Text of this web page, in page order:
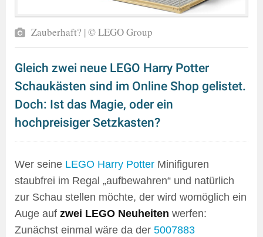
Zauberhaft? | © LEGO Group
Gleich zwei neue LEGO Harry Potter
Schaukästen sind im Online Shop gelistet.
Doch: Ist das Magie, oder ein
hochpreisiger Setzkasten?
Wer seine LEGO Harry Potter Minifiguren
staubfrei im Regal „aufbewahren“ und natürlich
zur Schau stellen möchte, der wird womöglich ein
Auge auf zwei LEGO Neuheiten werfen:
Zunächst einmal wäre da der 5007883